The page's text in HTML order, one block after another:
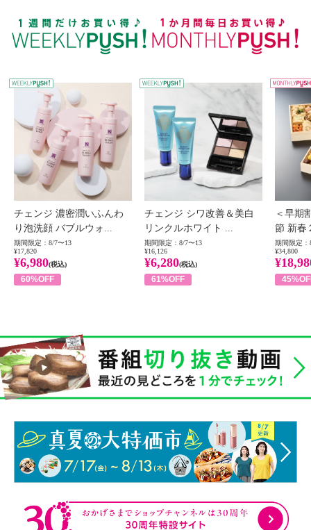
WEEKLY PUSH
チェンジ 濃密潤いふんわ
り泡洗顔 バブルウォ...
期間限定：8/7〜13
¥17,820
¥6,980(税込)
60%OFF
チェンジ シワ改善＆美白
リンクルホワイト ...
期間限定：8/7〜13
¥16,126
¥6,280(税込)
61%OFF
＜早期
節 新春
期間限定：
¥34,800